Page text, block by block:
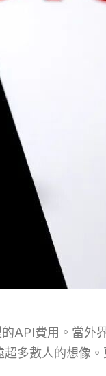
API費用。當外
多數人的想像